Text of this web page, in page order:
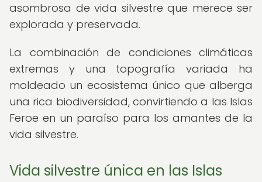
asombrosa de vida silvestre que merece ser
explorada y preservada.
La combinación de condiciones climáticas
extremas y una topografía variada ha
moldeado un ecosistema único que alberga
una rica biodiversidad, convirtiendo a las Islas
Feroe en un paraíso para los amantes de la
vida silvestre.
Vida silvestre única en las Islas